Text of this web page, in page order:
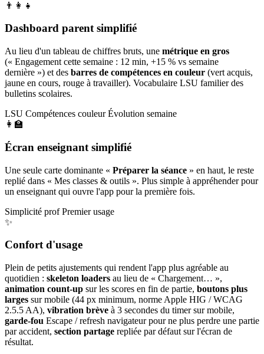
👨‍👩‍👧
Dashboard parent simplifié
Au lieu d'un tableau de chiffres bruts, une métrique en gros
(« Engagement cette semaine : 12 min, +15 % vs semaine
dernière ») et des barres de compétences en couleur (vert acquis,
jaune en cours, rouge à travailler). Vocabulaire LSU familier des
bulletins scolaires.
LSU Compétences couleur Évolution semaine
👩‍🏫
Écran enseignant simplifié
Une seule carte dominante « Préparer la séance » en haut, le reste
replié dans « Mes classes & outils ». Plus simple à appréhender pour
un enseignant qui ouvre l'app pour la première fois.
Simplicité prof Premier usage
✨
Confort d'usage
Plein de petits ajustements qui rendent l'app plus agréable au
quotidien : skeleton loaders au lieu de « Chargement… »,
animation count-up sur les scores en fin de partie, boutons plus
larges sur mobile (44 px minimum, norme Apple HIG / WCAG
2.5.5 AA), vibration brève à 3 secondes du timer sur mobile,
garde-fou Escape / refresh navigateur pour ne plus perdre une partie
par accident, section partage repliée par défaut sur l'écran de
résultat.